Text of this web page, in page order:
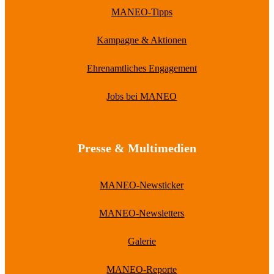
MANEO-Tipps
Kampagne & Aktionen
Ehrenamtliches Engagement
Jobs bei MANEO
Presse & Multimedien
MANEO-Newsticker
MANEO-Newsletters
Galerie
MANEO-Reporte